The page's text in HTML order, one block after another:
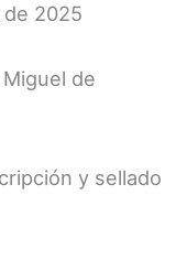
de 2025
de
y sellado